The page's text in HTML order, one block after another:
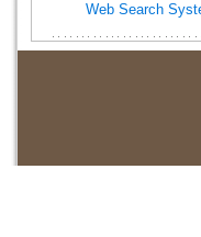
Web Search